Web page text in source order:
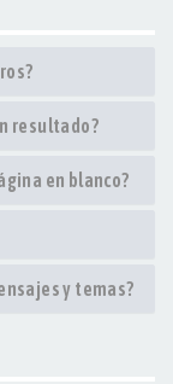
resultado?
en blanco?
y temas?